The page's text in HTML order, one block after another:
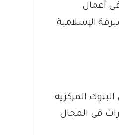
في أعمال
الإسلامية
المركزية
في المجال